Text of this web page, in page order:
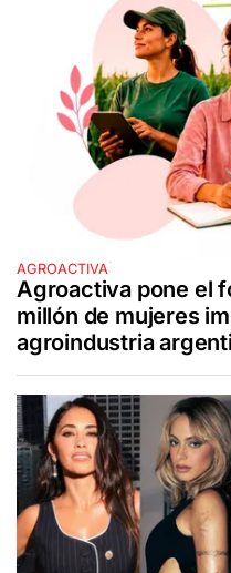
AGROACTIVA
Agroactiva pone el
millón de mujeres
agroindustria